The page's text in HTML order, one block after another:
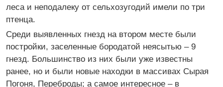
леса и неподалеку от сельхозугодий имели по три
птенца.
Среди выявленных гнезд на втором месте были
постройки, заселенные бородатой неясытью – 9
гнезд. Большинство из них были уже известны
ранее, но и были новые находки в массивах Сырая
Погоня, Переброды; а самое интересное – в